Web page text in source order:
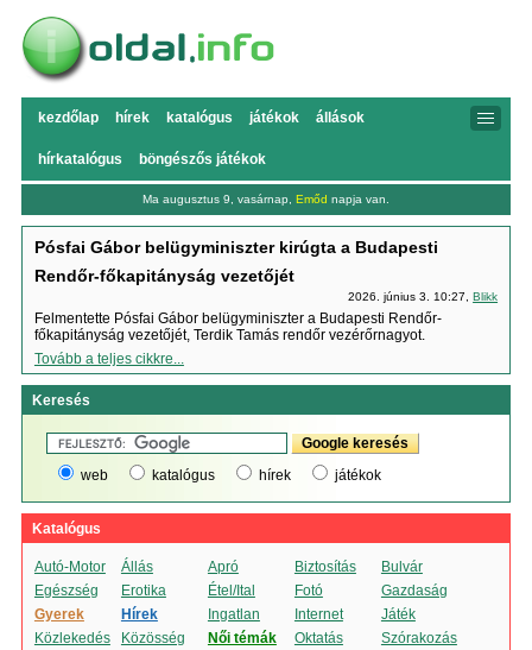
kezdőlap hírek katalógus játékok állások
hírkatalógus böngészős játékok
Ma augusztus 9, vasárnap, Emőd napja van.
Pósfai Gábor belügyminiszter kirúgta a Budapesti
Rendőr-főkapitányság vezetőjét
2026. június 3. 10:27,Blikk
Felmentette Pósfai Gábor belügyminiszter a Budapesti Rendőr-
főkapitányság vezetőjét, Terdik Tamás rendőr vezérőrnagyot.
Tovább a teljes cikkre...
Keresés
web katalógus hírek játékok
Katalógus
Autó-Motor Állás Apró Biztosítás
Bulvár
Egészség
Erotika Étel/Ital Fotó
Gazdaság
Gyerek
Hírek Ingatlan Internet
Játék
Közlekedés
Közösség Női témák Oktatás
Szórakozás